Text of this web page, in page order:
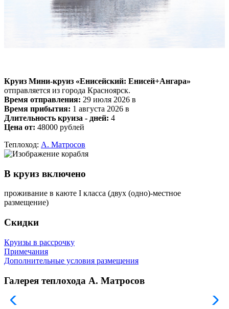
Круиз Мини-круиз «Енисейский: Енисей+Ангара»
отправляется из города Красноярск.
Время отправления: 29 июля 2026 в
Время прибытия: 1 августа 2026 в
Длительность круиза - дней: 4
Цена от: 48000 рублей
Теплоход: А. Матросов
В круиз включено
проживание в каюте I класса (двух (одно)-местное
размещение)
Скидки
Круизы в рассрочку
Примечания
Дополнительные условия размещения
Галерея теплохода А. Матросов